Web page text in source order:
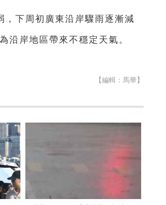
，下周初廣東沿岸驟雨逐漸減
沿岸地區帶來不穩定天氣。
【編輯：馬華】